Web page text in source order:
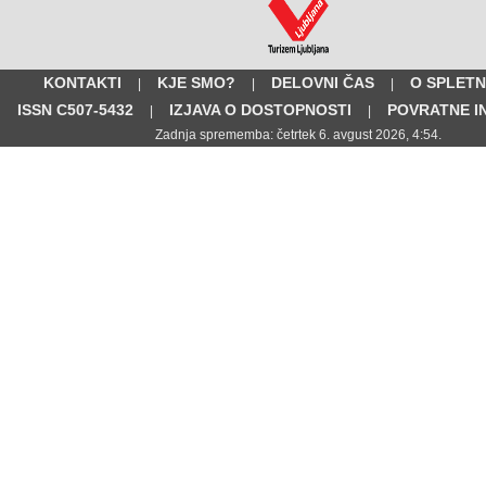
KONTAKTI | KJE SMO? | DELOVNI ČAS |
O
ISSN C507-5432
| IZJAVA O DOSTOPNOSTI | POVRATNE
Zadnja sprememba: četrtek 6. avgust 2026, 4:54.